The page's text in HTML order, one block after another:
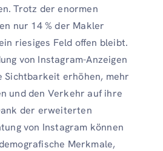
Trotz der enormen
nur 14 % der Makler
riesiges Feld offen bleibt.
von Instagram-Anzeigen
Sichtbarkeit erhöhen, mehr
und den Verkehr auf ihre
der erweiterten
von Instagram können
Merkmale,